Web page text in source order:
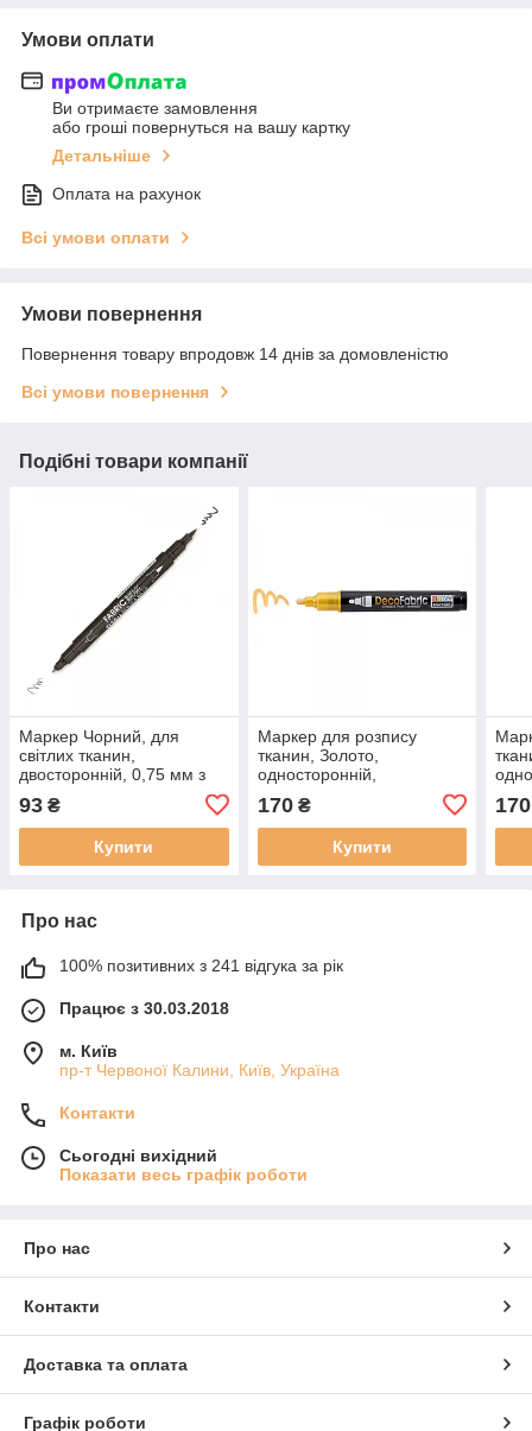
Умови оплати
Ви отримаєте замовлення
або гроші повернуться на вашу картку
Детальніше
Оплата на рахунок
Всі умови оплати
Умови повернення
Повернення товару впродовж 14 днів за домовленістю
Всі умови повернення
Подібні товари компанії
Маркер Чорний, для
світлих тканин,
двосторонній, 0,75 мм з
ball&Brush, Marvy
93 ₴
Купити
Маркер для розпису
тканин, Золото,
односторонній,
170₴
Купити
170
Про нас
100% позитивних з 241 відгука за рік
Працює з 30.03.2018
м. Київ
пр-т Червоної Калини, Київ, Україна
Контакти
Сьогодні вихідний
Показати весь графік роботи
Про нас
Контакти
Доставка та оплата
Графік роботи